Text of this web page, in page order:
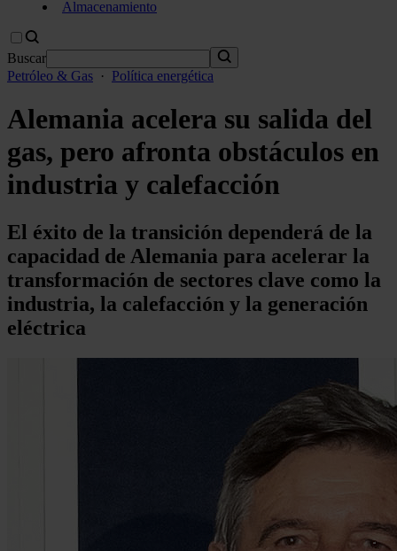
Almacenamiento
Buscar
Petróleo & Gas · Política energética
Alemania acelera su salida del
gas, pero afronta obstáculos en
industria y calefacción
El éxito de la transición dependerá de la
capacidad de Alemania para acelerar la
transformación de sectores clave como la
industria, la calefacción y la generación
eléctrica